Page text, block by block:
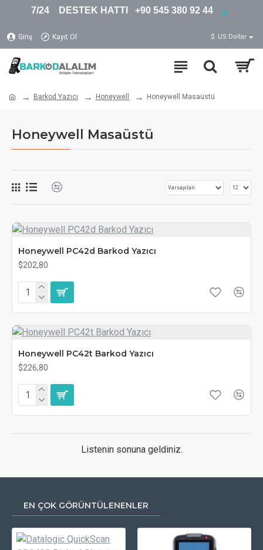
7/24 DESTEK HATTI +90 545 380 92 44
Giriş Kayıt Ol $ US Dollar
Barkod Yazıcı Honeywell Honeywell Masaüstü
Honeywell Masaüstü
Honeywell PC42d Barkod Yazıcı
$202,80
Honeywell PC42t Barkod Yazıcı
$226,80
Listenin sonuna geldiniz.
EN ÇOK GÖRÜNTÜLENENLER